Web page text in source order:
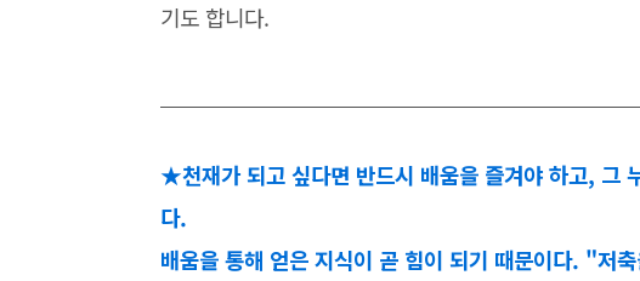
기도 합니다.
★천재가 되고 싶다면 반드시 배움을 즐겨야 하고, 그
다.
배움을 통해 얻은 지식이 곧 힘이 되기 때문이다. "저